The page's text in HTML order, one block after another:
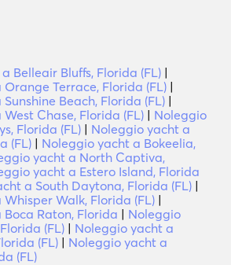
Belleair Bluffs, Florida (FL) |
Terrace, Florida (FL) |
Beach, Florida (FL) |
Chase, Florida (FL) | Noleggio
Florida (FL) | Noleggio yacht a
(FL) | Noleggio yacht a Bokeelia,
yacht a North Captiva,
yacht a Estero Island, Florida
a South Daytona, Florida (FL) |
Walk, Florida (FL) |
Raton, Florida | Noleggio
(FL) | Noleggio yacht a
(FL) | Noleggio yacht a
(FL)